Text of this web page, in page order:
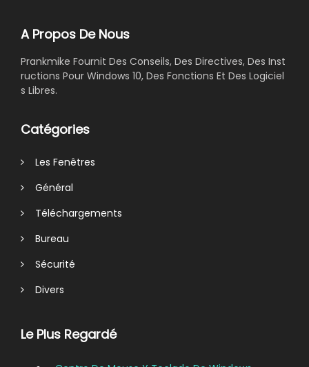
A Propos De Nous
Prankmike Fournit Des Conseils, Des Directives, Des Inst
ructions Pour Windows 10, Des Fonctions Et Des Logiciel
s Libres.
Catégories
Les Fenêtres
Général
Téléchargements
Bureau
Sécurité
Divers
Le Plus Regardé